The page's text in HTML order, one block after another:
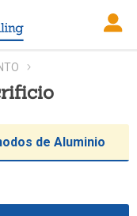
de Aluminio